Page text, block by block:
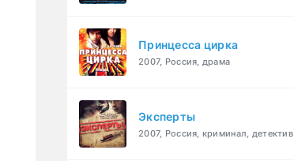
Принцесса цирка
2007, Россия, драма
Эксперты
2007, Россия, криминал, детектив